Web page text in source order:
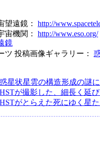
望遠鏡： http://
宙機関： http://www.eso.org/
鏡
ツ 投稿画像ギャラリー：
惑星状星雲の構造形成の謎
HSTが撮影した、細長く延
HSTがとらえた死にゆく星